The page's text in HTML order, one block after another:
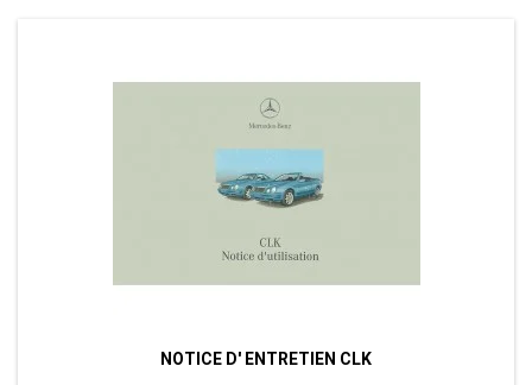
NOTICE D' ENTRETIEN CLK